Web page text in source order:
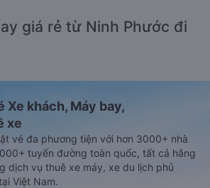
giá rẻ từ Ninh Phước đi
Xe khách, Máy bay,
xe
vé đa phương tiện với hơn 3000+ nhà
tuyến đường toàn quốc, tất cả hãng
dịch vụ thuê xe máy, xe du lịch phủ
Việt Nam.